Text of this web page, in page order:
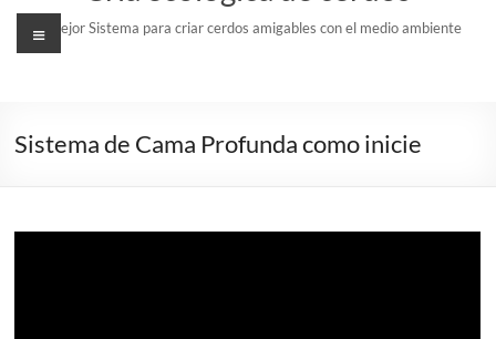
El mejor Sistema para criar cerdos amigables con el medio ambiente
Menú
Sistema de Cama Profunda como inicie